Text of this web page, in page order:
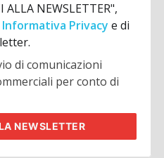
ALLA NEWSLETTER",
Informativa Privacye di
di comunicazioni
per conto di
NEWSLETTER